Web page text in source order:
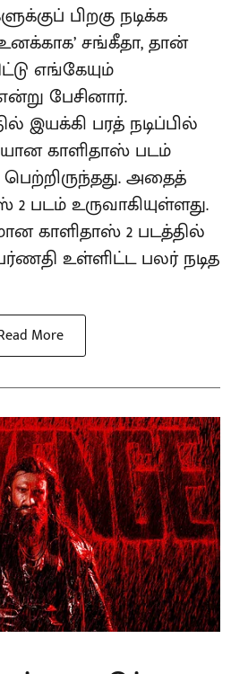
பிறகு நடிக்க
உனக்காக’ சங்கீதா, தான்
எங்கேயும்
பேசினார்.
இயக்கி பரத் நடிப்பில்
காளிதாஸ் படம்
அதைத்
படம் உருவாகியுள்ளது.
காளிதாஸ் 2 படத்தில்
உள்ளிட்ட பலர் நடித
More